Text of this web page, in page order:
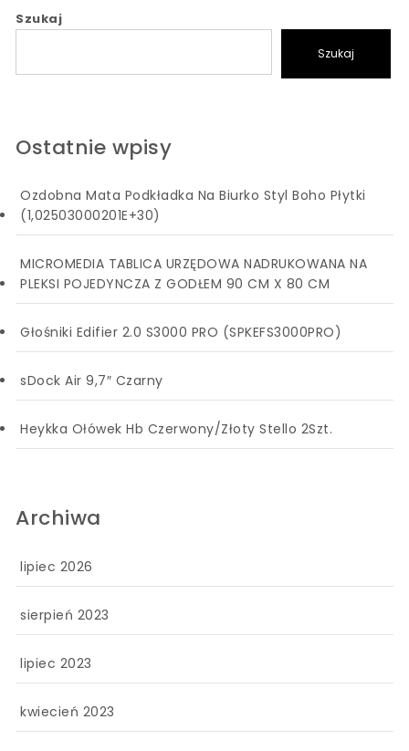
Szukaj
Szukaj
Ostatnie wpisy
Ozdobna Mata Podkładka Na Biurko Styl Boho Płytki
(1,02503000201E+30)
MICROMEDIA TABLICA URZĘDOWA NADRUKOWANA NA
PLEKSI POJEDYNCZA Z GODŁEM 90 CM X 80 CM
Głośniki Edifier 2.0 S3000 PRO (SPKEFS3000PRO)
sDock Air 9,7″ Czarny
Heykka Ołówek Hb Czerwony/Złoty Stello 2Szt.
Archiwa
lipiec 2026
sierpień 2023
lipiec 2023
kwiecień 2023